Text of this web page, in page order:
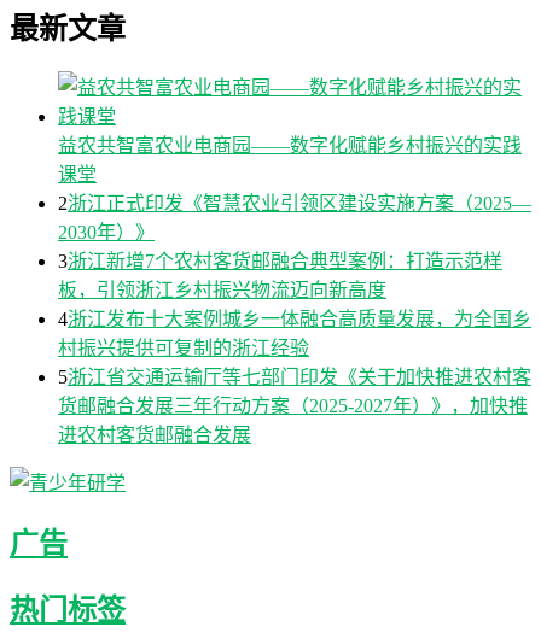
最新文章
益农共智富农业电商园——数字化赋能乡村振兴的实践
课堂
2浙江正式印发《智慧农业引领区建设实施方案（2025—
2030年）》
3浙江新增7个农村客货邮融合典型案例：打造示范样
板，引领浙江乡村振兴物流迈向新高度
4浙江发布十大案例城乡一体融合高质量发展，为全国乡
村振兴提供可复制的浙江经验
5浙江省交通运输厅等七部门印发《关于加快推进农村客
货邮融合发展三年行动方案（2025-2027年）》，加快推
进农村客货邮融合发展
广告
热门标签